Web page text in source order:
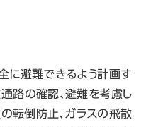
に避難できるよう計画す
路の確認、避難を考慮し
の転倒防止、ガラスの飛散